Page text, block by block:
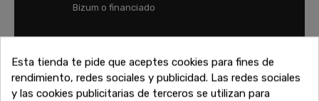
Bizum o financiado
Financia tu compra y paga tus compras con
tranquilidad
Esta tienda te pide que aceptes cookies para fines de
rendimiento, redes sociales y publicidad. Las redes sociales
y las cookies publicitarias de terceros se utilizan para